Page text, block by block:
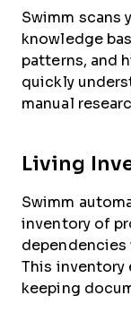
Swimm scans
knowledge
patterns, and
quickly
manual
Living
Swimm
inventory of
dependencies
This inventory
keeping